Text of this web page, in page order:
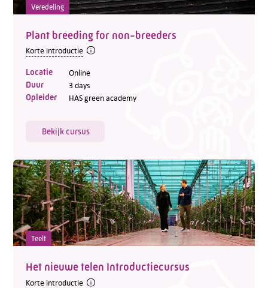
Veredeling
Plant breeding for non-breeders
Korte introductie
Locatie Online
Duur 3 days
Opleider HAS green academy
Bekijk cursus
Teelt
Het nieuwe telen Introductiecursus
Korte introductie